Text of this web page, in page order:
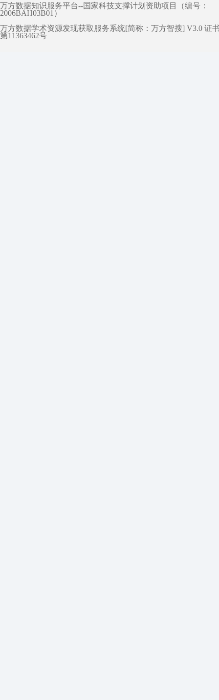
万方数据知识服务平台--国家科技支撑计划资助项目（编号：
2006BAH03B01）
万方数据学术资源发现获取服务系统[简称：万方智搜] V3.0 证
第11363462号